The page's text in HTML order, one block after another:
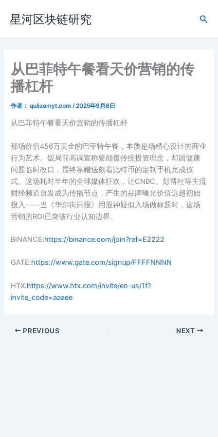
容
星河区块链研究
搜
从巴菲特午餐看天价营销的传
播杠杆
作者： quliaomyt.com /2025年9月6日
从巴菲特午餐看天价营销的传播杠杆
那场价值456万美金的巴菲特午餐，本质是场精心设计的商业
行为艺术。饭局前高调宣称要颠覆传统投资理念，却因健康
问题临时改口，最终靠赠送刻着比特币的定制手机完成仪
式。这场耗时半年的全球媒体狂欢，让CNBC、彭博社等主流
财经频道自发成为传播节点，产生的品牌曝光价值远超初始
投入——当《华尔街日报》用股神疑似入场做标题时，这场
营销的ROI已突破行业认知边界。
BINANCE:https://binance.com/join?ref=E2222
GATE:https://www.gate.com/signup/FFFFNNNN
HTX:https://www.htx.com/invite/en-us/1f?
invite_code=aaaee
PREVIOUS NEXT